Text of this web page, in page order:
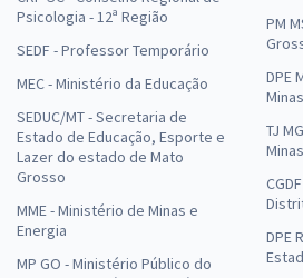
Psicologia - 12ª Região
SEDF - Professor Temporário
MEC - Ministério da Educação
SEDUC/MT - Secretaria de
Estado de Educação, Esporte e
Lazer do estado de Mato
Grosso
MME - Ministério de Minas e
Energia
MP GO - Ministério Público do
PM
DPE
TJ
DPE